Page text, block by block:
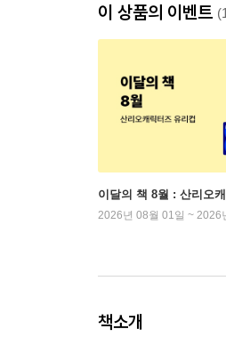
이 상품의 이벤트
이달의 책 8월 : 산리오
2026년 08월 01일 ~ 2026
책소개